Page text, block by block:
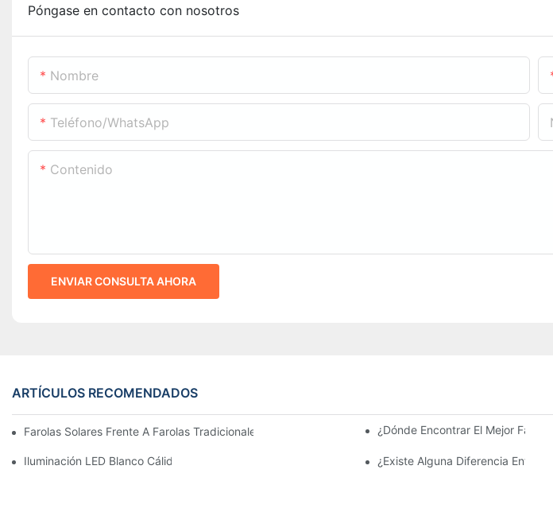
Póngase en contacto con nosotros
Nombre
Teléfono/WhatsApp
Contenido
ENVIAR CONSULTA AHORA
ARTÍCULOS RECOMENDADOS
Farolas Solares Frente A Farolas Tradicionales: Coste, Retorno De La Inversión Y Eficiencia.
¿Dónde Encontrar El Mejor
Iluminación LED Blanco Cálido Vs. Blanco Suave ¿Existe Alguna Diferencia Entre